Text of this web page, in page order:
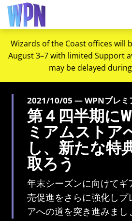
Wizards of the Coast offices will
August 3–7 with limited Support
may be delayed
2021/10/05 — WPNプレミ
第４四半期に
ミアムストア
し、新たな特
取ろう
年末シーズンに向けてギ
売促進をさらに強化しプ
アへの道を突き進みまし